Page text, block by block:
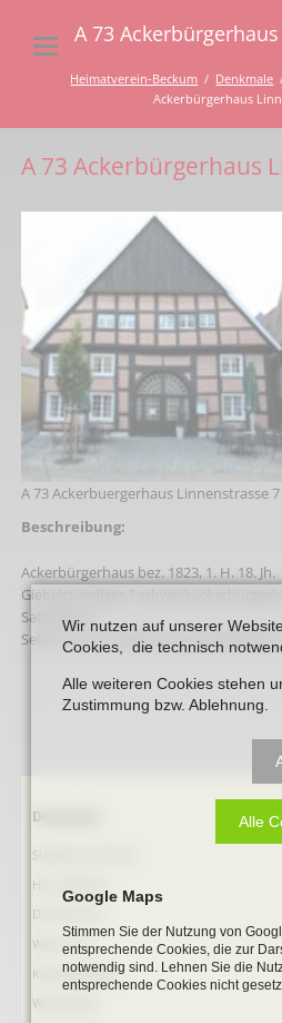
A 73
Heimatverein-Beckum Denkmale
Ackerbürgerhaus
A 73 Ackerbürgerhaus
A 73 Ackerbuergerhaus Linnenstrasse 7
Beschreibung:
Ackerbürgerhaus bez. 1823, 1. H. 18. Jh.
Giebelständiges
Satteldach.
Selten noch in Beckum anzutreffender
Navigation
Denkmale
Stephanus-Kirche
Hist. Rathaus
Domitorium
Wehrturm
Köttings Mühle
Windmühle
Wir nutzen auf unserer
Cookies, die technisch
Alle weiteren Cookies stehen
Zustimmung bzw. Ablehnung.
Alle
Google Maps
Stimmen Sie der Nutzung von
entsprechende Cookies, die zur
notwendig sind. Lehnen Sie die
entsprechende Cookies nicht